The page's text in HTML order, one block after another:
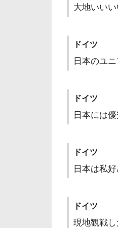
大地いい
ドイツ
日本のユ
ドイツ
日本には
ドイツ
日本は私
ドイツ
現地観戦